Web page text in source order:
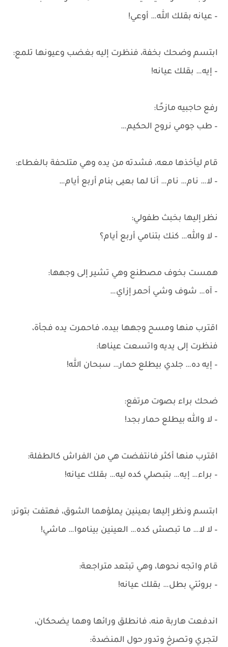
– عيانه بقلك الله… أوعي!
ابتسم وضحك بخفة، فنظرت إليه بغضب وعيونها تلمع:
– إيه… بقلك عيانه!
رفع حاجبيه مازحًا:
– طب جومي نروح الحكيم…
قام ليأخذها معه، فشدته من يده وهي متلحفة بالغطاء:
– لا… نام… نام… أنا لما بعيى بنام أربع أيام…
نظر إليها بخبث طفولي:
– لا والله… كنك بتنامي أربع أيام؟
همست بخوف مصطنع وهي تشير إلى وجهها:
– آه… شوف وشي أحمر إزاي…
اقترب منها ومسح وجهها بيده، فاحمرت يده فجأة،
فنظرت إلى يديه واتسعت عيناها:
– إيه ده… جلدي بيطلع حمار… سبحان الله!
ضحك براء بصوت مرتفع:
– لا والله بيطلع حمار بجد!
اقترب منها أكثر فانتفضت هي من الفراش كالطفلة:
– براء… إيه… بتبصلي كده ليه… بقلك عيانه!
ابتسم ونظر إليها بعينين يملؤهما الشوق، فهتفت بتوتر:
– لا لا… ما تبصش كده… العينين بيناموا… ماشي!
قام واتجه نحوها، وهي تبتعد متراجعة:
– بروئتي بطل… بقلك عيانه!
اندفعت هاربة منه، فانطلق ورائها وهما يضحكان،
لتجري وتصرخ وتدور حول المنضدة: